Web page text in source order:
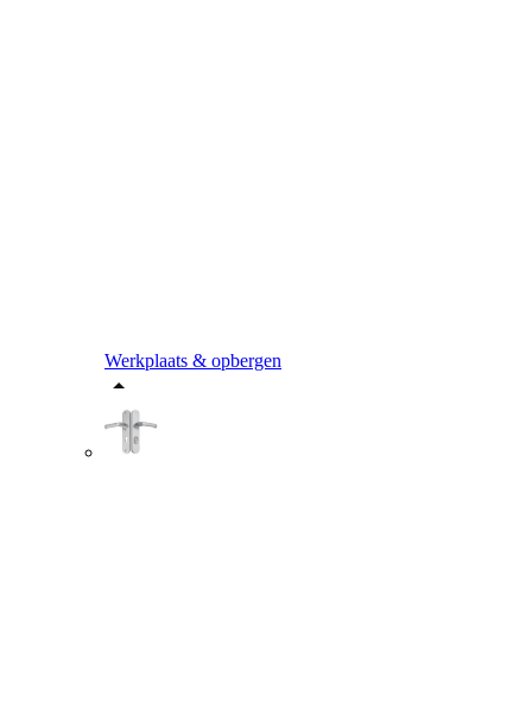
Werkplaats & opbergen